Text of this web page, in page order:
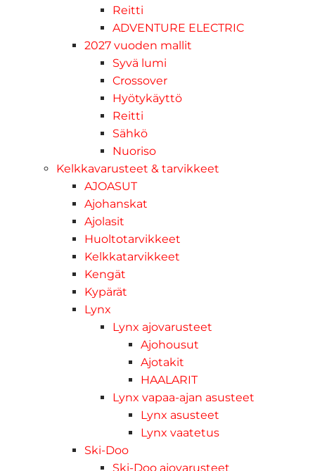
Reitti
ADVENTURE ELECTRIC
2027 vuoden mallit
Syvä lumi
Crossover
Hyötykäyttö
Reitti
Sähkö
Nuoriso
Kelkkavarusteet & tarvikkeet
AJOASUT
Ajohanskat
Ajolasit
Huoltotarvikkeet
Kelkkatarvikkeet
Kengät
Kypärät
Lynx
Lynx ajovarusteet
Ajohousut
Ajotakit
HAALARIT
Lynx vapaa-ajan asusteet
Lynx asusteet
Lynx vaatetus
Ski-Doo
Ski-Doo ajovarusteet